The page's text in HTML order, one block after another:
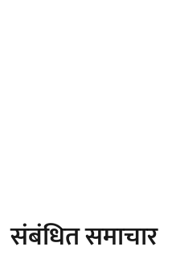
संबंधित समाचार